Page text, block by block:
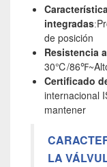
integradas:
de posición
Resistencia
30℃/
Certificado
internacional
mantener
LA